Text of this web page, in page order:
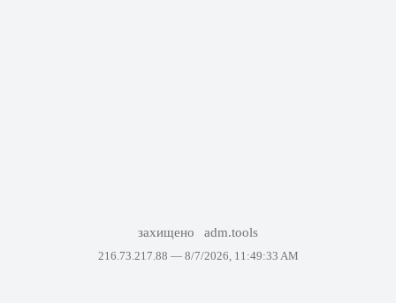
захищено adm.tools
216.73.217.88 — 8/7/2026, 11:49:33 AM